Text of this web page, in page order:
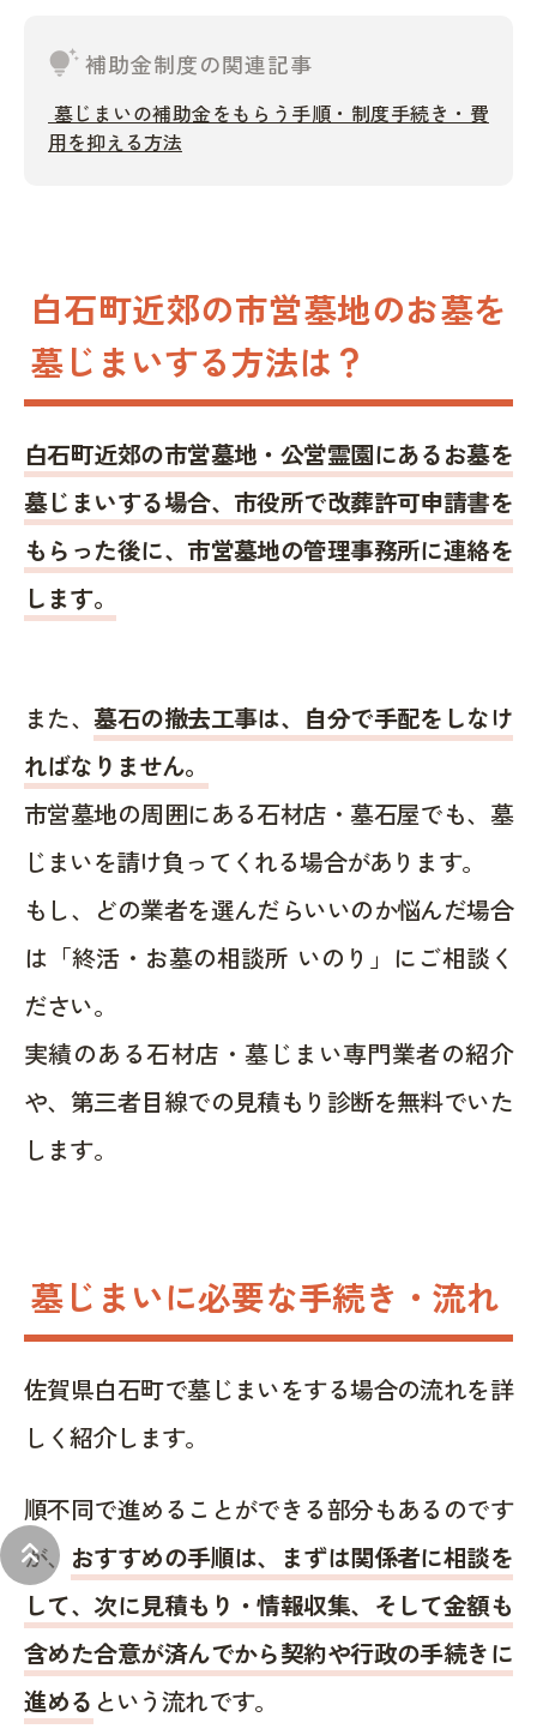
keyboard_double_arrow_up
tips_and_updates補助金制度の関連記事
墓じまいの補助金をもらう手順・制度手続き・費
用を抑える方法
白石町近郊の市営墓地のお墓を
墓じまいする方法は？
白石町近郊の市営墓地・公営霊園にあるお墓を
墓じまいする場合、市役所で改葬許可申請書を
もらった後に、市営墓地の管理事務所に連絡を
します。
また、墓石の撤去工事は、自分で手配をしなけ
ればなりません。
市営墓地の周囲にある石材店・墓石屋でも、墓
じまいを請け負ってくれる場合があります。
もし、どの業者を選んだらいいのか悩んだ場合
は「終活・お墓の相談所 いのり」にご相談く
ださい。
実績のある石材店・墓じまい専門業者の紹介
や、第三者目線での見積もり診断を無料でいた
します。
墓じまいに必要な手続き・流れ
佐賀県白石町で墓じまいをする場合の流れを詳
しく紹介します。
順不同で進めることができる部分もあるのです
が、 おすすめの手順は、まずは関係者に相談を
して、次に見積もり・情報収集、そして金額も
含めた合意が済んでから契約や行政の手続きに
進める という流れです。